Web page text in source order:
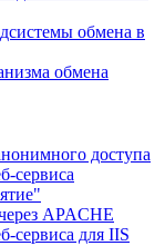
обмена в
обмена
доступа
сервиса
APACHE
сервиса для IIS